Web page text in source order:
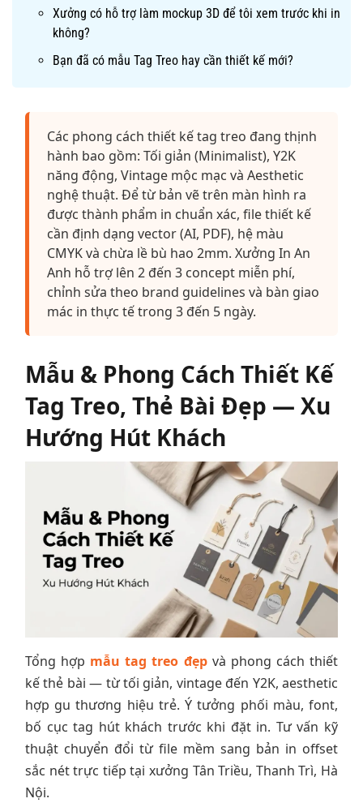
Xưởng có hỗ trợ làm mockup 3D để tôi xem trước khi in
không?
Bạn đã có mẫu Tag Treo hay cần thiết kế mới?
Các phong cách thiết kế tag treo đang thịnh
hành bao gồm: Tối giản (Minimalist), Y2K
năng động, Vintage mộc mạc và Aesthetic
nghệ thuật. Để từ bản vẽ trên màn hình ra
được thành phẩm in chuẩn xác, file thiết kế
cần định dạng vector (AI, PDF), hệ màu
CMYK và chừa lề bù hao 2mm. Xưởng In An
Anh hỗ trợ lên 2 đến 3 concept miễn phí,
chỉnh sửa theo brand guidelines và bàn giao
mác in thực tế trong 3 đến 5 ngày.
Mẫu & Phong Cách Thiết Kế
Tag Treo, Thẻ Bài Đẹp — Xu
Hướng Hút Khách
Tổng hợp mẫu tag treo đẹpvà phong cách thiết
kế thẻ bài — từ tối giản, vintage đến Y2K, aesthetic
hợp gu thương hiệu trẻ. Ý tưởng phối màu, font,
bố cục tag hút khách trước khi đặt in. Tư vấn kỹ
thuật chuyển đổi từ file mềm sang bản in offset
sắc nét trực tiếp tại xưởng Tân Triều, Thanh Trì, Hà
Nội.